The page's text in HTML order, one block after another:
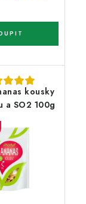
kousky
a SO2 100g